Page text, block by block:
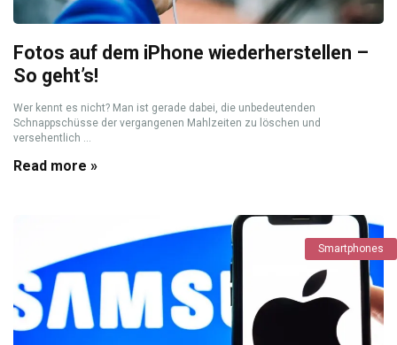
Fotos auf dem iPhone wiederherstellen –
So geht’s!
Wer kennt es nicht? Man ist gerade dabei, die unbedeutenden
Schnappschüsse der vergangenen Mahlzeiten zu löschen und
versehentlich ...
Read more »
Smartphones